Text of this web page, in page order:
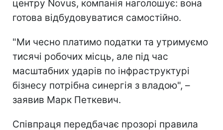
центру Novus, компанія наголошує: вона
готова відбудовуватися самостійно.
"Ми чесно платимо податки та утримуємо
тисячі робочих місць, але під час
масштабних ударів по інфраструктурі
бізнесу потрібна синергія з владою", –
заявив Марк Петкевич.
Співпраця передбачає прозорі правила